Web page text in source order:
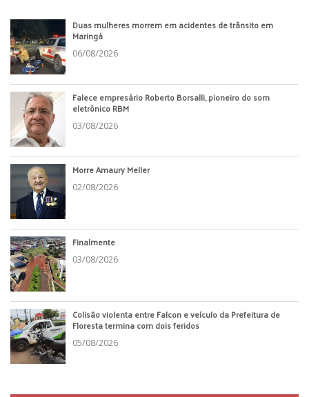
Duas mulheres morrem em acidentes de trânsito em
Maringá
06/08/2026
Falece empresário Roberto Borsalli, pioneiro do som
eletrônico RBM
03/08/2026
Morre Amaury Meller
02/08/2026
Finalmente
03/08/2026
Colisão violenta entre Falcon e veículo da Prefeitura de
Floresta termina com dois feridos
05/08/2026